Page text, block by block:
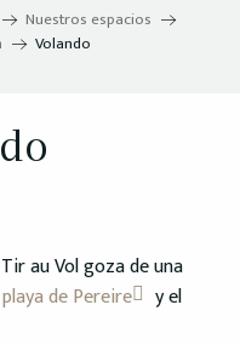
Nuestros espacios
Volando
au Vol goza de una
de Pereire
y el